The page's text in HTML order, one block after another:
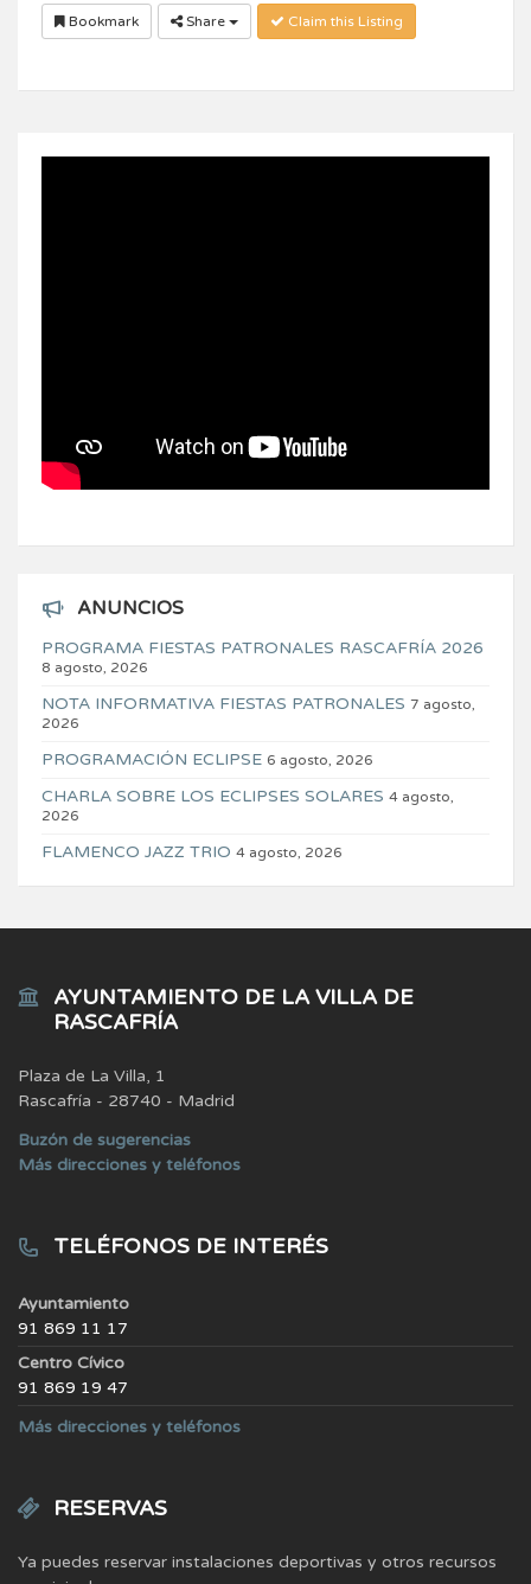
Bookmark Share Claim this Listing
ANUNCIOS
PROGRAMA FIESTAS PATRONALES RASCAFRÍA 2026
8 agosto, 2026
NOTA INFORMATIVA FIESTAS PATRONALES 7 agosto,
2026
PROGRAMACIÓN ECLIPSE 6 agosto, 2026
CHARLA SOBRE LOS ECLIPSES SOLARES 4 agosto,
2026
FLAMENCO JAZZ TRIO 4 agosto, 2026
AYUNTAMIENTO DE LA VILLA DE
RASCAFRÍA
Plaza de La Villa, 1
Rascafría - 28740 - Madrid
Buzón de sugerencias
Más direcciones y teléfonos
TELÉFONOS DE INTERÉS
Ayuntamiento
91 869 11 17
Centro Cívico
91 869 19 47
Más direcciones y teléfonos
RESERVAS
Ya puedes reservar instalaciones deportivas y otros recursos